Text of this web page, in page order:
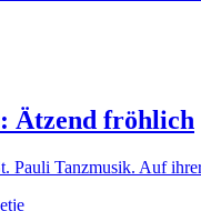
Ätzend fröhlich
Pauli Tanzmusik. Auf